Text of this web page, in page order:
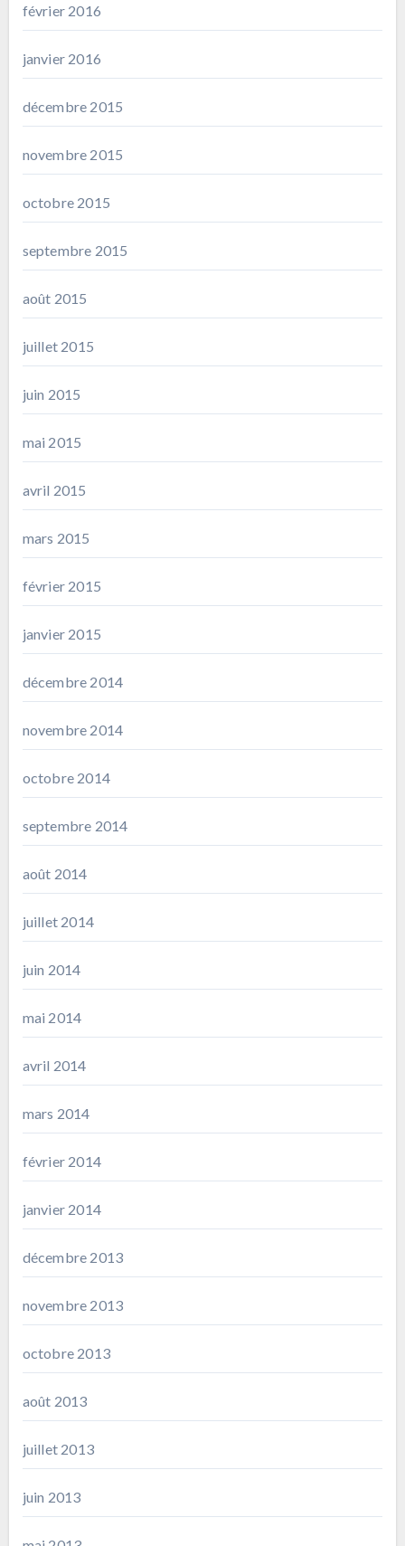
février 2016
janvier 2016
décembre 2015
novembre 2015
octobre 2015
septembre 2015
août 2015
juillet 2015
juin 2015
mai 2015
avril 2015
mars 2015
février 2015
janvier 2015
décembre 2014
novembre 2014
octobre 2014
septembre 2014
août 2014
juillet 2014
juin 2014
mai 2014
avril 2014
mars 2014
février 2014
janvier 2014
décembre 2013
novembre 2013
octobre 2013
août 2013
juillet 2013
juin 2013